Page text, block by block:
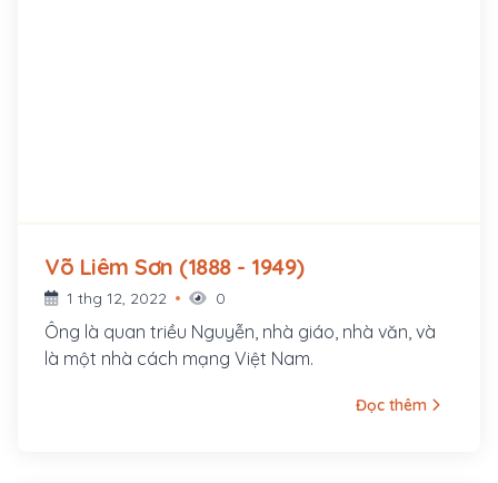
Võ Liêm Sơn (1888 - 1949)
1 thg 12, 2022 0
Ông là quan triều Nguyễn, nhà giáo, nhà văn, và
là một nhà cách mạng Việt Nam.
Đọc thêm